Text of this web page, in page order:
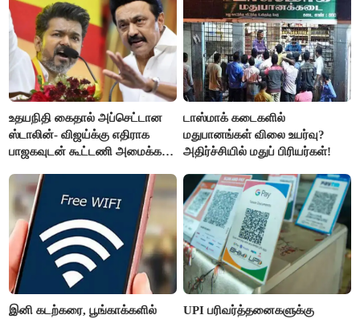
உதயநிதி கைதால் அப்செட்டான
ஸ்டாலின்- விஜய்க்கு எதிராக
பாஜகவுடன் கூட்டணி அமைக்க
டாஸ்மாக் கடைகளில்
மதுபானங்கள் விலை உயர்வு?
அதிர்ச்சியில் மதுப் பிரியர்கள்!
இனி கடற்கரை, பூங்காக்களில்
UPI பரிவர்த்தனைகளுக்கு